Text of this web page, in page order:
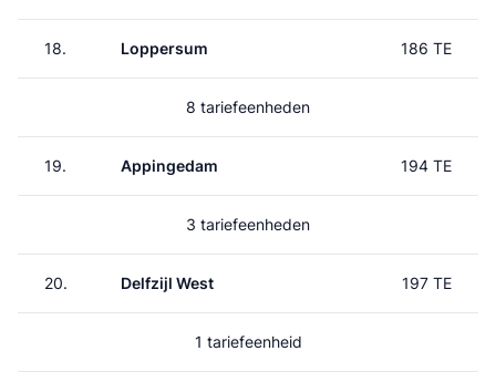
18. Loppersum 186 TE
8 tariefeenheden
19. Appingedam 194 TE
3 tariefeenheden
20. Delfzijl West 197 TE
1 tariefeenheid